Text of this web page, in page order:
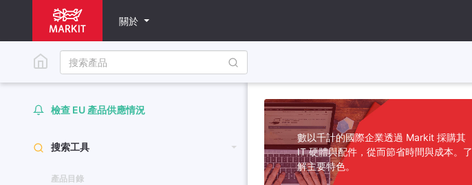
關於
檢查 EU 產品供應情況
搜索工具
產品目錄
數以千計的國際企業透過 Markit 採購其
IT 硬體與配件，從而節省時間與成本。了
解主要特色。